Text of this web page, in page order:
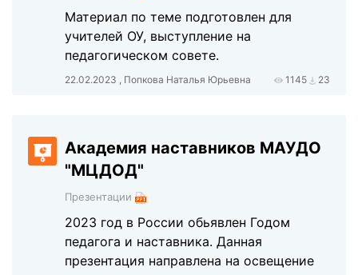
Материал по теме подготовлен для
учителей ОУ, выступление на
педагогическом совете.
22.02.2023 , Попкова Наталья Юрьевна 1145 23
Академия наставников МАУДО
"МЦДОД"
Презентации
2023 год в России обьявлен Годом
педагога и наставника. Данная
презентация направлена на освещение